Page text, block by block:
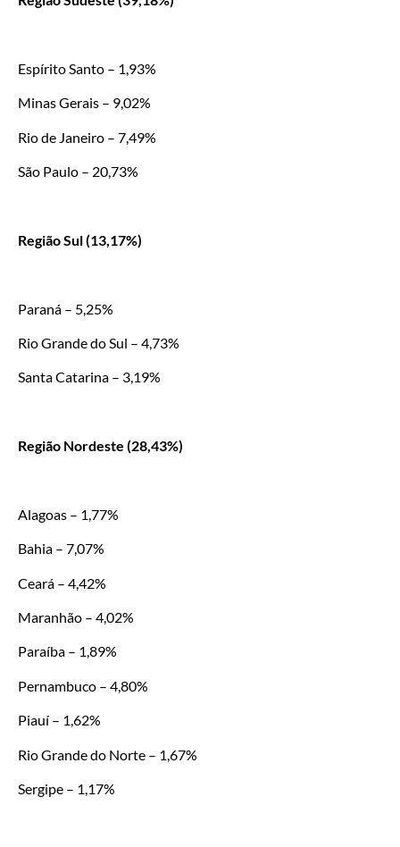
Espírito Santo – 1,93%
Minas Gerais – 9,02%
Rio de Janeiro – 7,49%
São Paulo – 20,73%
Região Sul (13,17%)
Paraná – 5,25%
Rio Grande do Sul – 4,73%
Santa Catarina – 3,19%
Região Nordeste (28,43%)
Alagoas – 1,77%
Bahia – 7,07%
Ceará – 4,42%
Maranhão – 4,02%
Paraíba – 1,89%
Pernambuco – 4,80%
Piauí – 1,62%
Rio Grande do Norte – 1,67%
Sergipe – 1,17%